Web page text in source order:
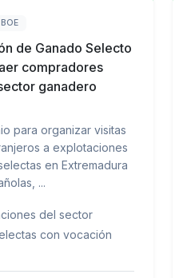
BOE
de Ganado Selecto
compradores
ganadero
para organizar visitas
a explotaciones
en Extremadura
...
del sector
con vocación